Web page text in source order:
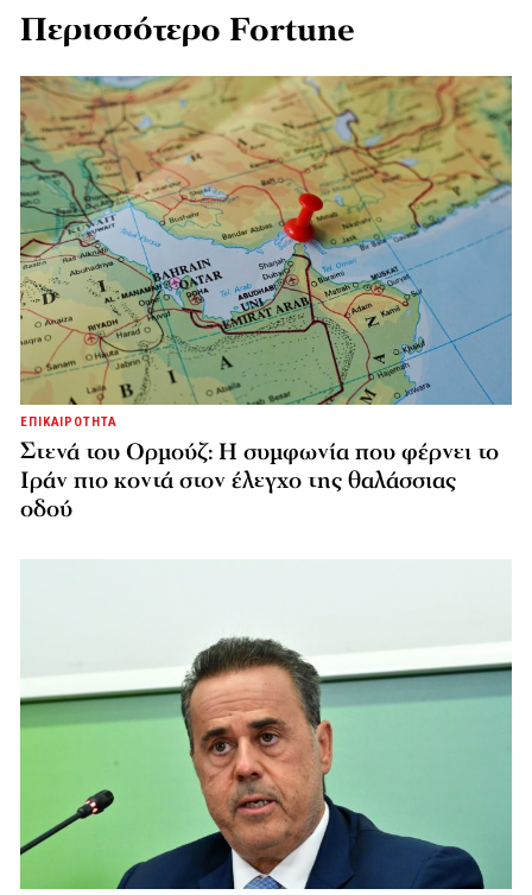
Περισσότερο Fortune
ΕΠΙΚΑΙΡΟΤΗΤΑ
Στενά του Ορμούζ: Η συμφωνία που φέρνει το
Ιράν πιο κοντά στον έλεγχο της θαλάσσιας
οδού